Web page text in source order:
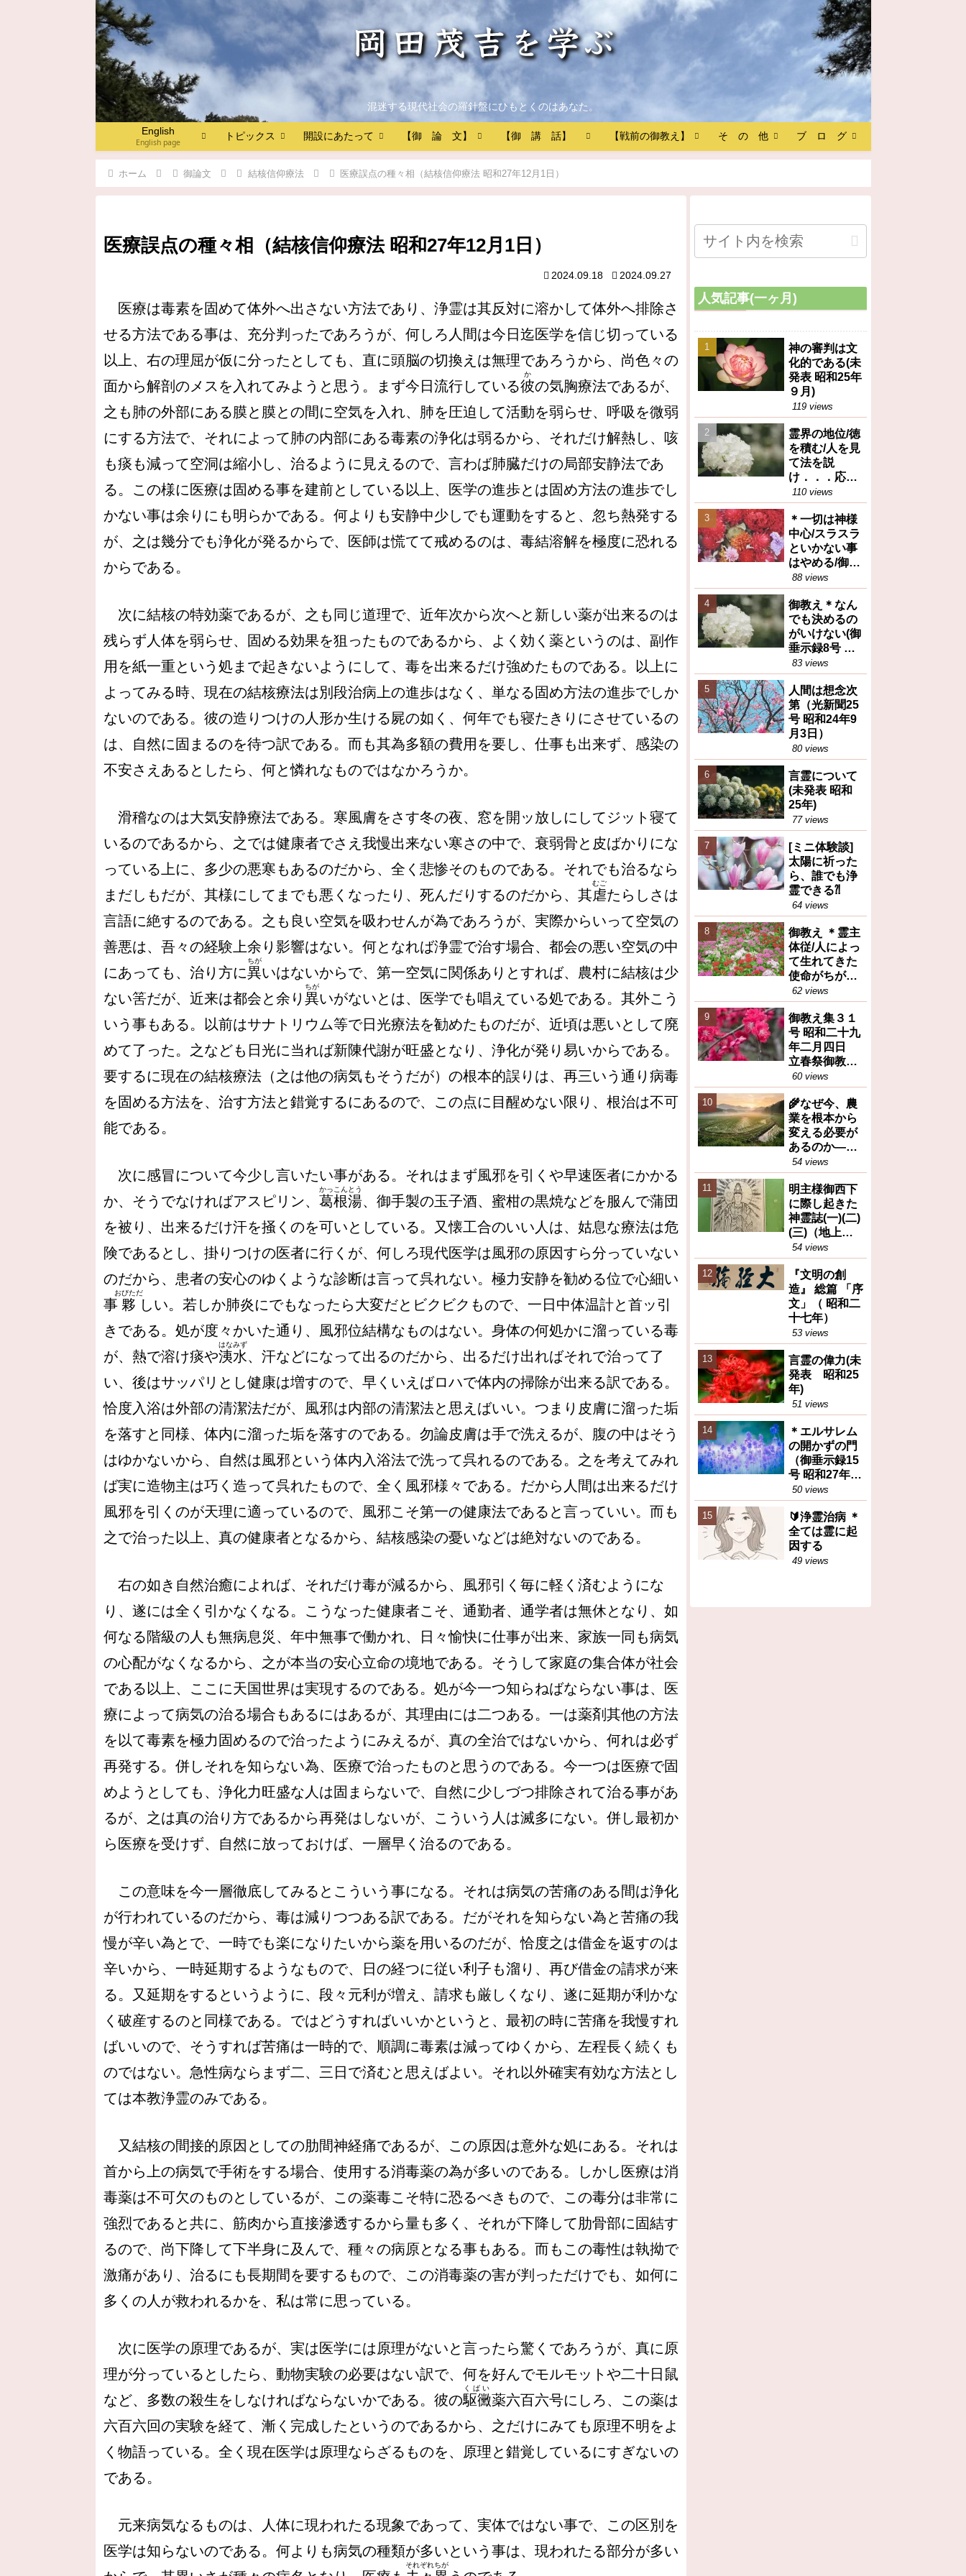
混迷する現代社会の羅針盤にひもとくのはあなた。
English
English page
トピックス 開設にあたって 【御 論 文】 【御 講 話】 【戦前の御教え】 そ の 他 ブ ロ グ
ホーム 御論文 結核信仰療法 医療誤点の種々相（結核信仰療法 昭和27年12月1日）
医療誤点の種々相（結核信仰療法 昭和27年12月1日）
2024.09.18 2024.09.27
医療は毒素を固めて体外へ出さない方法であり、浄霊は其反対に溶かして体外へ排除さ
せる方法である事は、充分判ったであろうが、何しろ人間は今日迄医学を信じ切っている
以上、右の理屈が仮に分ったとしても、直に頭脳の切換えは無理であろうから、尚色々の
面から解剖のメスを入れてみようと思う。まず今日流行している彼
か
の気胸療法であるが、
之も肺の外部にある膜と膜との間に空気を入れ、肺を圧迫して活動を弱らせ、呼吸を微弱
にする方法で、それによって肺の内部にある毒素の浄化は弱るから、それだけ解熱し、咳
も痰も減って空洞は縮小し、治るように見えるので、言わば肺臓だけの局部安静法であ
る。この様に医療は固める事を建前としている以上、医学の進歩とは固め方法の進歩でし
かない事は余りにも明らかである。何よりも安静中少しでも運動をすると、忽ち熱発する
が、之は幾分でも浄化が発るからで、医師は慌てて戒めるのは、毒結溶解を極度に恐れる
からである。
次に結核の特効薬であるが、之も同じ道理で、近年次から次へと新しい薬が出来るのは
残らず人体を弱らせ、固める効果を狙ったものであるから、よく効く薬というのは、副作
用を紙一重という処まで起きないようにして、毒を出来るだけ強めたものである。以上に
よってみる時、現在の結核療法は別段治病上の進歩はなく、単なる固め方法の進歩でしか
ないのである。彼の造りつけの人形か生ける屍の如く、何年でも寝たきりにさせているの
は、自然に固まるのを待つ訳である。而も其為多額の費用を要し、仕事も出来ず、感染の
不安さえあるとしたら、何と憐れなものではなかろうか。
滑稽なのは大気安静療法である。寒風膚をさす冬の夜、窓を開ッ放しにしてジット寝て
いるのであるから、之では健康者でさえ我慢出来ない寒さの中で、衰弱骨と皮ばかりにな
っている上に、多少の悪寒もあるのだから、全く悲惨そのものである。それでも治るなら
まだしもだが、其様にしてまでも悪くなったり、死んだりするのだから、其虐
むご
たらしさは
言語に絶するのである。之も良い空気を吸わせんが為であろうが、実際からいって空気の
善悪は、吾々の経験上余り影響はない。何となれば浄霊で治す場合、都会の悪い空気の中
にあっても、治り方に異
ちが
いはないからで、第一空気に関係ありとすれば、農村に結核は少
ない筈だが、近来は都会と余り 異
ちが
いがないとは、医学でも唱えている処である。其外こう
いう事もある。以前はサナトリウム等で日光療法を勧めたものだが、近頃は悪いとして廃
めて了った。之なども日光に当れば新陳代謝が旺盛となり、浄化が発り易いからである。
要するに現在の結核療法（之は他の病気もそうだが）の根本的誤りは、再三いう通り病毒
を固める方法を、治す方法と錯覚するにあるので、この点に目醒めない限り、根治は不可
能である。
次に感冒について今少し言いたい事がある。それはまず風邪を引くや早速医者にかかる
か、そうでなければアスピリン、 葛根湯
かっこんとう
、御手製の玉子酒、蜜柑の黒焼などを服んで蒲団
を被り、出来るだけ汗を掻くのを可いとしている。又懐工合のいい人は、姑息な療法は危
険であるとし、掛りつけの医者に行くが、何しろ現代医学は風邪の原因すら分っていない
のだから、患者の安心のゆくような診断は言って呉れない。極力安静を勧める位で心細い
事 夥
おびただ
しい。若しか肺炎にでもなったら大変だとビクビクもので、一日中体温計と首ッ引
きである。処が度々かいた通り、風邪位結構なものはない。身体の何処かに溜っている毒
が、熱で溶け痰や洟水
はなみず
、汗などになって出るのだから、出るだけ出ればそれで治って了
い、後はサッパリとし健康は増すので、早くいえばロハで体内の掃除が出来る訳である。
恰度入浴は外部の清潔法だが、風邪は内部の清潔法と思えばいい。つまり皮膚に溜った垢
を落すと同様、体内に溜った垢を落すのである。勿論皮膚は手で洗えるが、腹の中はそう
はゆかないから、自然は風邪という体内入浴法で洗って呉れるのである。之を考えてみれ
ば実に造物主は巧く造って呉れたもので、全く風邪様々である。だから人間は出来るだけ
風邪を引くのが天理に適っているので、風邪こそ第一の健康法であると言っていい。而も
之で治った以上、真の健康者となるから、結核感染の憂いなどは絶対ないのである。
右の如き自然治癒によれば、それだけ毒が減るから、風邪引く毎に軽く済むようにな
り、遂には全く引かなくなる。こうなった健康者こそ、通勤者、通学者は無休となり、如
何なる階級の人も無病息災、年中無事で働かれ、日々愉快に仕事が出来、家族一同も病気
の心配がなくなるから、之が本当の安心立命の境地である。そうして家庭の集合体が社会
である以上、ここに天国世界は実現するのである。処が今一つ知らねばならない事は、医
療によって病気の治る場合もあるにはあるが、其理由には二つある。一は薬剤其他の方法
を以て毒素を極力固めるので治ったようにみえるが、真の全治ではないから、何れは必ず
再発する。併しそれを知らない為、医療で治ったものと思うのである。今一つは医療で固
めようとしても、浄化力旺盛な人は固まらないで、自然に少しづつ排除されて治る事があ
るが、之は真の治り方であるから再発はしないが、こういう人は滅多にない。併し最初か
ら医療を受けず、自然に放っておけば、一層早く治るのである。
この意味を今一層徹底してみるとこういう事になる。それは病気の苦痛のある間は浄化
が行われているのだから、毒は減りつつある訳である。だがそれを知らない為と苦痛の我
慢が辛い為とで、一時でも楽になりたいから薬を用いるのだが、恰度之は借金を返すのは
辛いから、一時延期するようなもので、日の経つに従い利子も溜り、再び借金の請求が来
る。又延期をするというように、段々元利が増え、請求も厳しくなり、遂に延期が利かな
く破産するのと同様である。ではどうすればいいかというと、最初の時に苦痛を我慢すれ
ばいいので、そうすれば苦痛は一時的で、順調に毒素は減ってゆくから、左程長く続くも
のではない。急性病ならまず二、三日で済むと思えばよい。それ以外確実有効な方法とし
ては本教浄霊のみである。
又結核の間接的原因としての肋間神経痛であるが、この原因は意外な処にある。それは
首から上の病気で手術をする場合、使用する消毒薬の為が多いのである。しかし医療は消
毒薬は不可欠のものとしているが、この薬毒こそ特に恐るべきもので、この毒分は非常に
強烈であると共に、筋肉から直接滲透するから量も多く、それが下降して肋骨部に固結す
るので、尚下降して下半身に及んで、種々の病原となる事もある。而もこの毒性は執拗で
激痛があり、治るにも長期間を要するもので、この消毒薬の害が判っただけでも、如何に
多くの人が救われるかを、私は常に思っている。
次に医学の原理であるが、実は医学には原理がないと言ったら驚くであろうが、真に原
理が分っているとしたら、動物実験の必要はない訳で、何を好んでモルモットや二十日鼠
など、多数の殺生をしなければならないかである。彼の駆黴
くばい
薬六百六号にしろ、この薬は
六百六回の実験を経て、漸く完成したというのであるから、之だけにみても原理不明をよ
く物語っている。全く現在医学は原理ならざるものを、原理と錯覚しているにすぎないの
である。
元来病気なるものは、人体に現われたる現象であって、実体ではない事で、この区別を
医学は知らないのである。何よりも病気の種類が多いという事は、現われたる部分が多い
それぞれちが
人気記事(一ヶ月)
神の審判は文
化的である(未
発表 昭和25年
９月)
119 views
霊界の地位/徳
を積む/人を見
て法を説
け．．．応身
（御垂示録16
号昭和27年12
月1日④）
110 views
＊一切は神様
中心/スラスラ
といかない事
はやめる/御任
せ（御垂示録
16号昭和27年
12月1日①）
88 views
御教え＊なん
でも決めるの
がいけない(御
垂示録8号 昭
和27年4月1日
②)
83 views
人間は想念次
第（光新聞25
号 昭和24年9
月3日）
80 views
言霊について
(未発表 昭和
25年)
77 views
[ミニ体験談]
太陽に祈った
ら、誰でも浄
霊できる⁈
64 views
御教え ＊霊主
体従/人によっ
て生れてきた
使命がちがう
(御教え集27号
昭和28年10月
6日③)
62 views
御教え集３１
号 昭和二十九
年二月四日
立春祭御教え
※人間が善と
か悪とか決め
るのは大変な
間違い等
60 views
🌾なぜ今、農
業を根本から
変える必要が
あるのか――
岡田茂吉が訴
えた食糧問題
の本質（トピ
ックス）
54 views
明主様御西下
に際し起きた
神霊誌(一)(二)
(三)（地上天
国31号 昭和26
年12月25日）
54 views
『文明の創
造』 総篇 「序
文」（ 昭和二
十七年）
53 views
言霊の偉力(未
発表 昭和25
年)
51 views
＊エルサレム
の開かずの門
（御垂示録15
号 昭和27年11
月1日②）再
掲
50 views
🔰浄霊治病 ＊
全ては霊に起
因する
49 views